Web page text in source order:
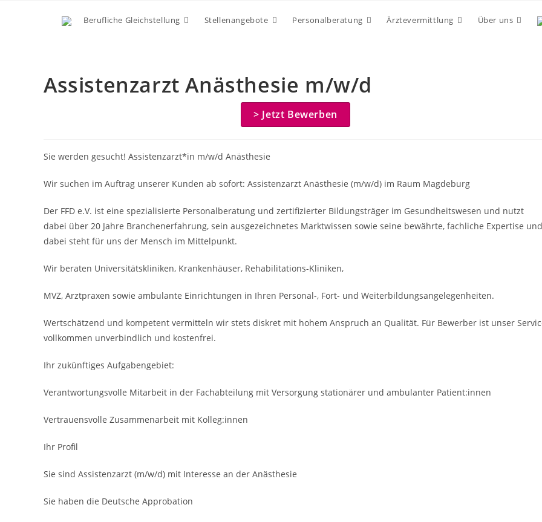
Berufliche Gleichstellung Stellenangebote Personalberatung Ärztevermittlung Über uns
Assistenzarzt Anästhesie m/w/d
> Jetzt Bewerben
Sie werden gesucht! Assistenzarzt*in m/w/d Anästhesie
Wir suchen im Auftrag unserer Kunden ab sofort: Assistenzarzt Anästhesie (m/w/d) im Raum Magdeburg
Der FFD e.V. ist eine spezialisierte Personalberatung und zertifizierter Bildungsträger im Gesundheitswesen und nutzt
dabei über 20 Jahre Branchenerfahrung, sein ausgezeichnetes Marktwissen sowie seine bewährte, fachliche Expertise und
dabei steht für uns der Mensch im Mittelpunkt.
Wir beraten Universitätskliniken, Krankenhäuser, Rehabilitations-Kliniken,
MVZ, Arztpraxen sowie ambulante Einrichtungen in Ihren Personal-, Fort- und Weiterbildungsangelegenheiten.
Wertschätzend und kompetent vermitteln wir stets diskret mit hohem Anspruch an Qualität. Für Bewerber ist unser
vollkommen unverbindlich und kostenfrei.
Ihr zukünftiges Aufgabengebiet:
Verantwortungsvolle Mitarbeit in der Fachabteilung mit Versorgung stationärer und ambulanter Patient:innen
Vertrauens­volle Zusammenarbeit mit Kolleg:innen
Ihr Profil
Sie sind Assistenzarzt (m/w/d) mit Interesse an der Anästhesie
Sie haben die Deutsche Approbation